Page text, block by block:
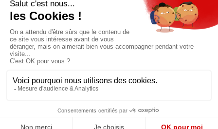
Mes favoris
© GAZ D’AUJOURD'HUI 2018